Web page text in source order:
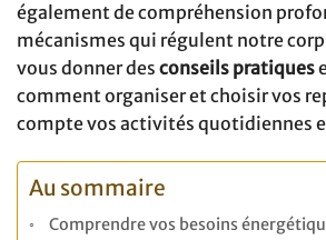
également de compréhension
mécanismes qui régulent notre
vous donner des conseils pratiques
comment organiser et choisir vos
compte vos activités quotidiennes
Au sommaire
Comprendre vos besoins